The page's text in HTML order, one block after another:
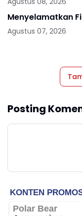
Menyelamatkan
Agustus 07, 2026
Posting